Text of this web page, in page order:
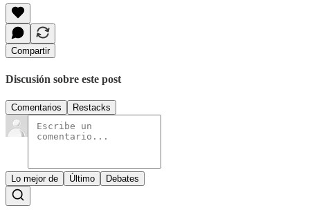
Compartir
Discusión sobre este post
Comentarios Restacks
Lo mejor de Último Debates